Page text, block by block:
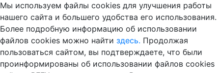
Мы используем файлы cookies для улучшения работы
нашего сайта и большего удобства его использования.
Более подробную информацию об использовании
файлов cookies можно найти здесь. Продолжая
пользоваться сайтом, вы подтверждаете, что были
проинформированы об использовании файлов cookies